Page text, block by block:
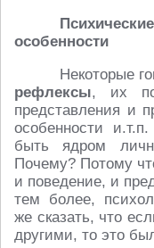
особенности
Некоторые
рефлексы, их
представления и
особенности
быть ядром
Почему? Потому
и поведение, и
тем более,
же сказать, что
другими, то это